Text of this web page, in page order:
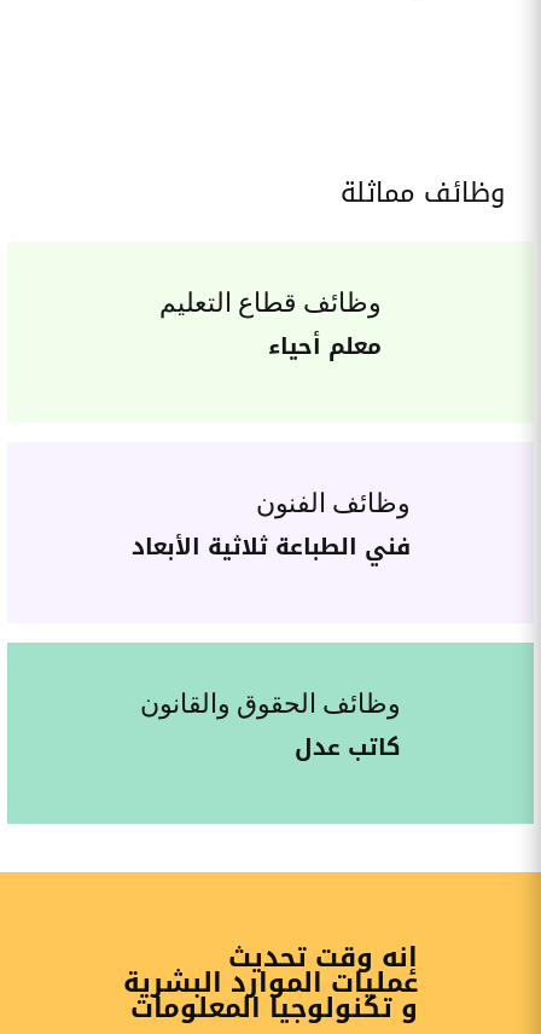
وظائف مماثلة
وظائف قطاع التعليم
معلم أحياء
وظائف الفنون
فني الطباعة ثلاثية الأبعاد
وظائف الحقوق والقانون
كاتب عدل
إنه وقت تحديث
عمليات الموارد البشرية
و تكنولوجيا المعلومات